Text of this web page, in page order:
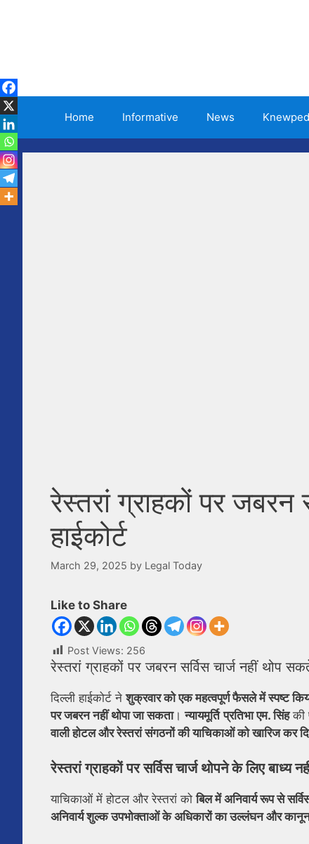
Home Informative News
रेस्तरां ग्राहकों पर जबरन
हाईकोर्ट
March 29, 2025 by Legal Today
Like to Share
Post Views: 256
रेस्तरां ग्राहकों पर जबरन सर्विस चार्ज नहीं थोप
दिल्ली हाईकोर्ट नेशुक्रवार को एक महत्वपूर्ण फैसले में स्पष्ट
पर जबरन नहीं थोपा जा सकता।न्यायमूर्ति प्रतिभा एम. सिंहकी
वाली होटल और रेस्तरां संगठनों की याचिकाओं को खारिज कर
रेस्तरां ग्राहकों पर सर्विस चार्ज थोपने के लिए बाध्य
याचिकाओं में होटल और रेस्तरां कोबिल में अनिवार्य रूप से
अनिवार्य शुल्क उपभोक्ताओं के अधिकारों का उल्लंघन और